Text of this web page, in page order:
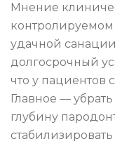
Мнение
удачной
долгосрочный
что у
Главное —
глубину